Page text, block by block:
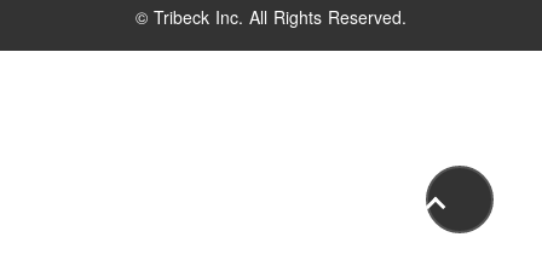
© Tribeck Inc. All Rights Reserved.